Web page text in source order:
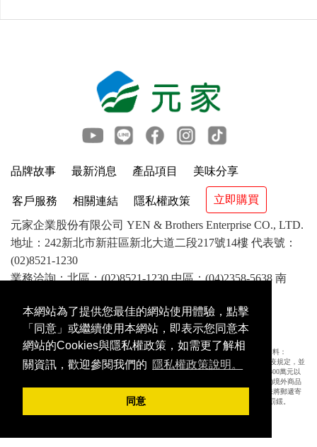
本網站為了提供您最佳的網站使用體驗，點擊
「同意」或繼續使用本網站，即表示您同意本
網站的Cookies與隱私權政策，如需更了解相
關資訊，歡迎參閱我們的 隱私權政策說明。
同意
品牌故事 最新消息 產品項目 美味分享
客戶服務 相關連結 隱私權政策 立即購買
元家企業股份有限公司 YEN & Brothers Enterprise CO., LTD.
地址：242新北市新莊區新北大道二段217號14樓 代表號：
(02)8521-1230
業務洽詢：北區：(02)8521-1230 中區：(04)2358-5638 南
©2018 YEN & Brothers Enterprise CO.,LTD. All rights
reserved. 版權所有 翻版必究
農委會「網際網路內容涉及境外應施檢疫物販賣至國內或輸入時應採取措施」公告資料：
(一)為防治動物傳染病，境外動物或動物產品等應施檢疫物輸入我國，應符合動物檢疫規定，並
依規定申請檢疫。擅自輸入應施檢疫物者最高可處7年以下有期徒刑，得併科新臺幣300萬元以
下罰金。未依規定申請檢疫者，將課以新臺幣100萬元以下罰鍰，並得按次處罰。(二)境外商品
不得隨貨贈送應施檢疫物。(三)收件人違反動物傳染病防治條例第34條第3項規定，未將郵遞寄
送輸入應施檢疫物送交輸出入動物檢疫機關銷燬者，處新臺幣3萬元以上15萬元以下罰鍰。